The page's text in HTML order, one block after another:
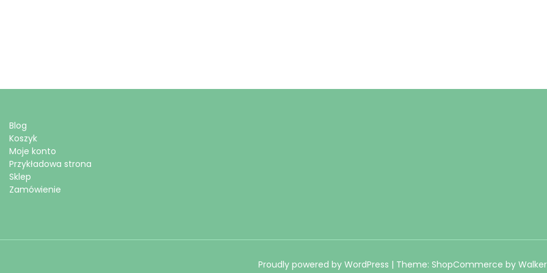
Blog
Koszyk
Moje konto
Przykładowa strona
Sklep
Zamówienie
Proudly powered by WordPress | Theme: ShopCommerce by